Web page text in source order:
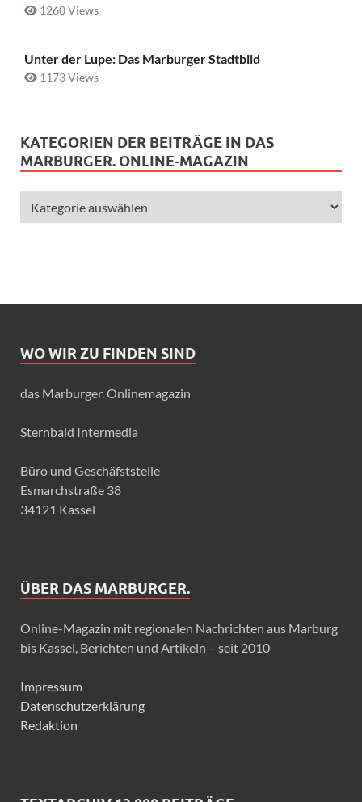
1260 Views
Unter der Lupe: Das Marburger Stadtbild
1173 Views
KATEGORIEN DER BEITRÄGE IN DAS
MARBURGER. ONLINE-MAGAZIN
WO WIR ZU FINDEN SIND
das Marburger. Onlinemagazin
Sternbald Intermedia
Büro und Geschäfststelle
Esmarchstraße 38
34121 Kassel
ÜBER DAS MARBURGER.
Online-Magazin mit regionalen Nachrichten aus Marburg
bis Kassel, Berichten und Artikeln – seit 2010
Impressum
Datenschutzerklärung
Redaktion